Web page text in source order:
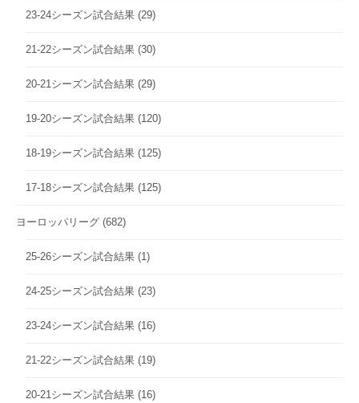
23-24シーズン試合結果 (29)
21-22シーズン試合結果 (30)
20-21シーズン試合結果 (29)
19-20シーズン試合結果 (120)
18-19シーズン試合結果 (125)
17-18シーズン試合結果 (125)
ヨーロッパリーグ (682)
25-26シーズン試合結果 (1)
24-25シーズン試合結果 (23)
23-24シーズン試合結果 (16)
21-22シーズン試合結果 (19)
20-21シーズン試合結果 (16)